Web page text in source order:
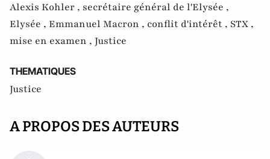
Alexis Kohler , secrétaire général de l'Elysée ,
Elysée , Emmanuel Macron , conflit d'intérêt , STX ,
mise en examen , Justice
THEMATIQUES
Justice
A PROPOS DES AUTEURS